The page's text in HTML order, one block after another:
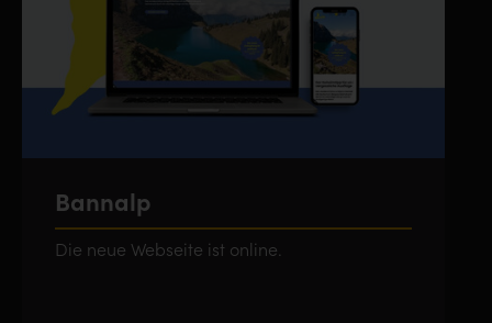
Bannalp
Die neue Webseite ist online.